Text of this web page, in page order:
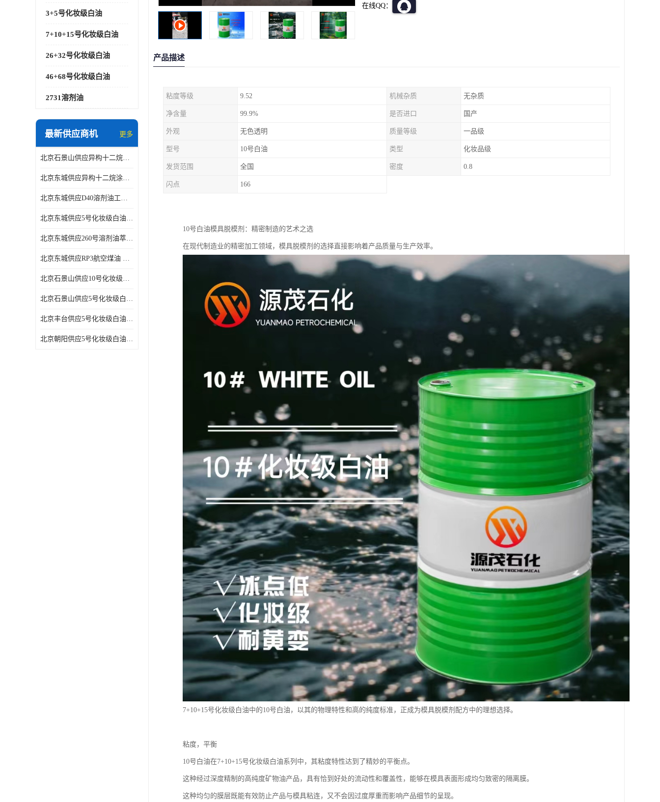
3+5号化妆级白油
7+10+15号化妆级白油
26+32号化妆级白油
46+68号化妆级白油
2731溶剂油
最新供应商机 更多
北京石景山供应异构十二烷香精助剂
北京东城供应异构十二烷涂料胶粘油墨稀释剂
北京东城供应D40溶剂油工业金属清洗
北京东城供应5号化妆级白油钻井液润滑剂
北京东城供应260号溶剂油萃取溶剂油金属萃取剂
北京东城供应RP3航空煤油 高含量国标工业级航空煤油燃料油 无色透明
北京石景山供应10号化妆级白油高精密机械润滑油
北京石景山供应5号化妆级白油缝纫机油 设备润滑油
北京丰台供应5号化妆级白油纤维与织物柔软光亮
北京朝阳供应5号化妆级白油纺织时的润滑剂
在线QQ：
产品描述
粘度等级 9.52 机械杂质 无杂质
净含量 99.9% 是否进口 国产
外观 无色透明 质量等级 一品级
型号 10号白油 类型 化妆品级
发货范围 全国 密度 0.8
闪点 166
10号白油模具脱模剂：精密制造的艺术之选
在现代制造业的精密加工领域，模具脱模剂的选择直接影响着产品质量与生产效率。
7+10+15号化妆级白油中的10号白油，以其的物理特性和高的纯度标准，正成为模具脱模剂配方中的理想选择。
粘度，平衡
10号白油在7+10+15号化妆级白油系列中，其粘度特性达到了精妙的平衡点。
这种经过深度精制的高纯度矿物油产品，具有恰到好处的流动性和覆盖性，能够在模具表面形成均匀致密的隔离膜。
这种均匀的膜层既能有效防止产品与模具粘连，又不会因过度厚重而影响产品细节的呈现。